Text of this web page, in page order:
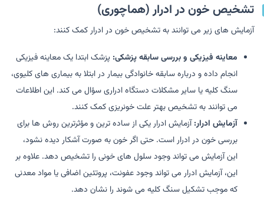
تشخیص خون در ادرار (هماچوری)
آزمایش های زیر می توانند به تشخیص خون در ادرار کمک کنند:
معاینه فیزیکی و بررسی سابقه پزشکی: پزشک ابتدا یک معاینه فیزیکی
انجام داده و درباره سابقه خانوادگی بیمار در ابتلا به بیماری های کلیوی،
سنگ کلیه یا سایر مشکلات دستگاه ادراری سؤال می کند. این اطلاعات
می توانند به تشخیص بهتر علت خونریزی کمک کنند.
آزمایش ادرار:آزمایش ادرار یکی از ساده ترین و مؤثرترین روش ها برای
بررسی خون در ادرار است. حتی اگر خون به صورت آشکار دیده نشود،
این آزمایش می تواند وجود سلول های خونی را تشخیص دهد. علاوه بر
این، آزمایش ادرار می تواند وجود عفونت، پروتئین اضافی یا مواد معدنی
که موجب تشکیل سنگ کلیه می شوند را نشان دهد.